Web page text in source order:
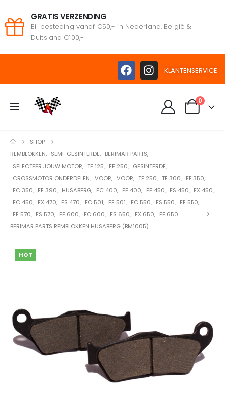
GRATIS VERZENDING
Bij besteding vanaf €50,- in Nederland. België &
Duitsland €100,-
KLANTENSERVICE
0
SHOP
REMBLOKKEN, SEMI-GESINTERDE, BERIMAR PARTS,
SELECTEER JOUW MOTOR, TE 125, FE 250, GESINTERDE,
CROSSMOTOR ONDERDELEN, VOOR, VOOR, TE 250, TE 300, FE 350,
FC 350, FE 390, HUSABERG, FC 400, FE 400, FE 450, FS 450, FX 450,
FC 450, FX 470, FS 470, FC 501, FE 501, FC 550, FS 550, FE 550,
FE 570, FS 570, FE 600, FC 600, FS 650, FX 650, FE 650
BERIMAR PARTS REMBLOKKEN HUSABERG (BM1005)
HOT